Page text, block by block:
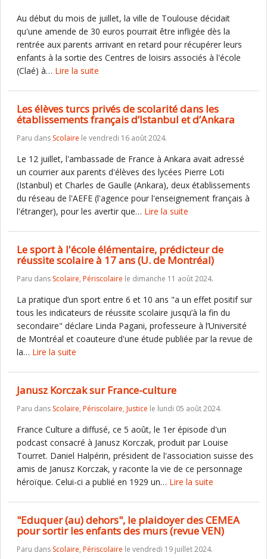
Au début du mois de juillet, la ville de Toulouse décidait
qu'une amende de 30 euros pourrait être infligée dès la
rentrée aux parents arrivant en retard pour récupérer leurs
enfants à la sortie des Centres de loisirs associés à l'école
(Claé) à… Lire la suite
Les élèves turcs privés de scolarité dans les
établissements français d’Istanbul et d’Ankara
Paru dans Scolaire le vendredi 16 août 2024.
Le 12 juillet, l'ambassade de France à Ankara avait adressé
un courrier aux parents d'élèves des lycées Pierre Loti
(Istanbul) et Charles de Gaulle (Ankara), deux établissements
du réseau de l'AEFE (l'agence pour l'enseignement français à
l'étranger), pour les avertir que… Lire la suite
Le sport à l'école élémentaire, prédicteur de
réussite scolaire à 17 ans (U. de Montréal)
Paru dans Scolaire, Périscolaire le dimanche 11 août 2024.
La pratique d’un sport entre 6 et 10 ans "a un effet positif sur
tous les indicateurs de réussite scolaire jusqu’à la fin du
secondaire" déclare Linda Pagani, professeure à l’Université
de Montréal et coauteure d'une étude publiée par la revue de
la… Lire la suite
Janusz Korczak sur France-culture
Paru dans Scolaire, Périscolaire, Justice le lundi 05 août 2024.
France Culture a diffusé, ce 5 août, le 1er épisode d'un
podcast consacré à Janusz Korczak, produit par Louise
Tourret. Daniel Halpérin, président de l'association suisse des
amis de Janusz Korczak, y raconte la vie de ce personnage
héroïque. Celui-ci a publié en 1929 un… Lire la suite
"Eduquer (au) dehors", le plaidoyer des CEMEA
pour sortir les enfants des murs (revue VEN)
Paru dans Scolaire, Périscolaire le vendredi 19 juillet 2024.